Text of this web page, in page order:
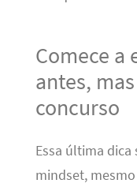
Comece a
antes,
concurso
Essa última dica
mindset,